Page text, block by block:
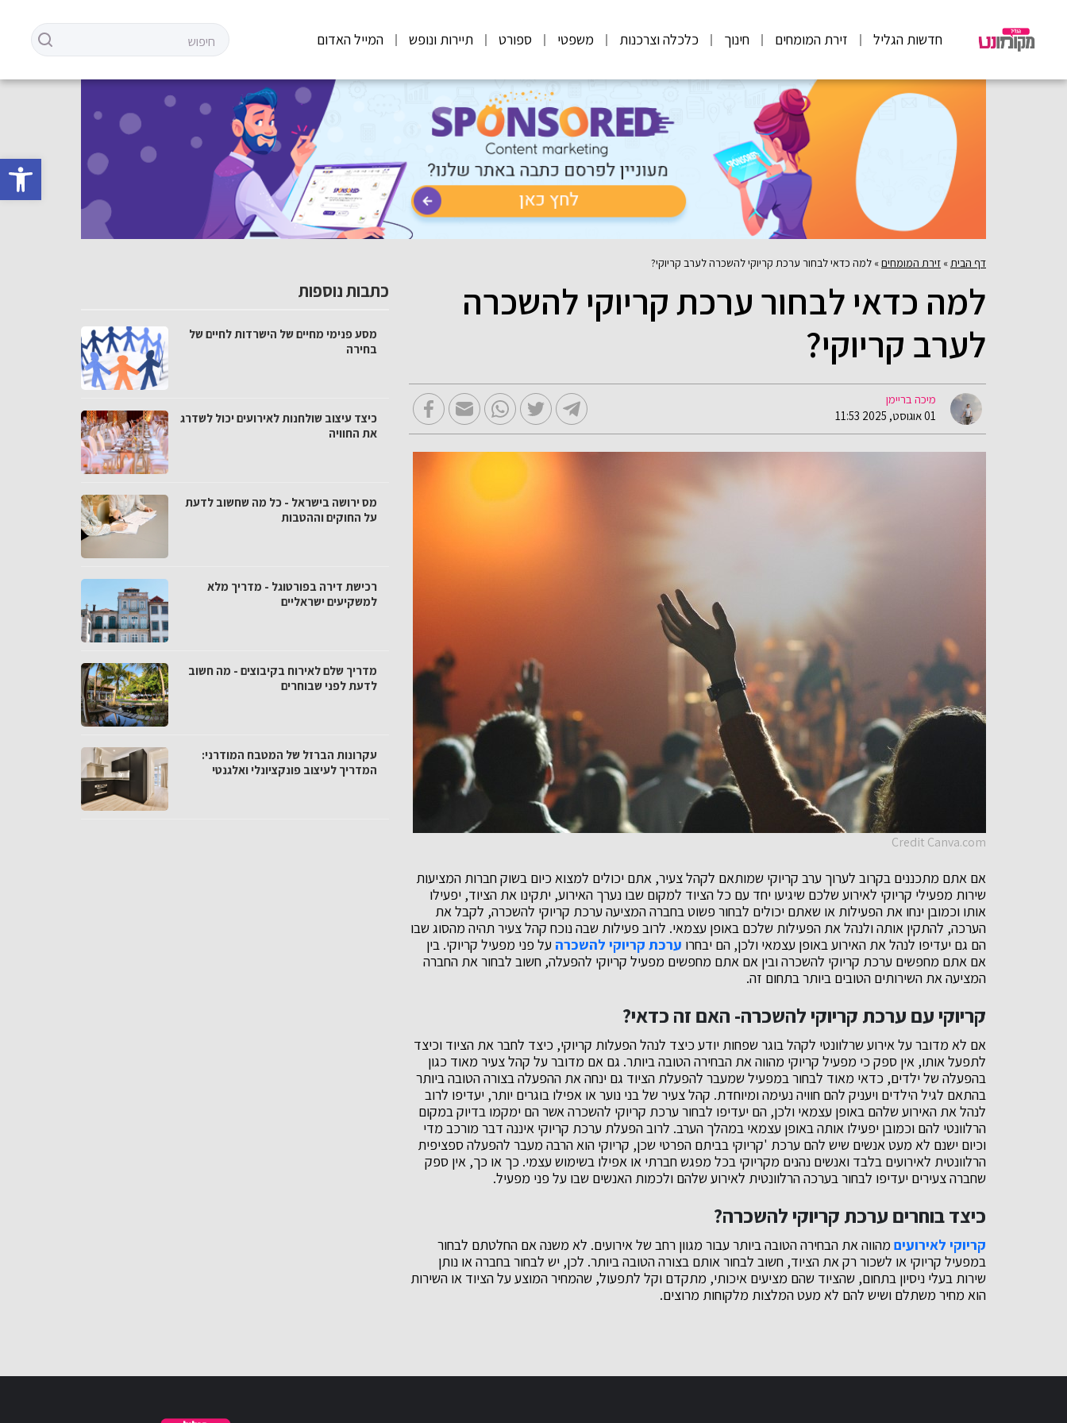
פתח
חדשות הגליל זירת המומחים חינוך כלכלה וצרכנות משפטי ספורט תיירות ונופש המייל האדום
דף הבית » זירת המומחים» למה כדאי לבחור ערכת קריוקי להשכרה לערב קריוקי?
למה כדאי לבחור ערכת קריוקי להשכרה
לערב קריוקי?
מיכה בריימן
01 אוגוסט, 2025 11:53
Credit Canva.com
אם אתם מתכננים בקרוב לערוך ערב קריוקי שמותאם לקהל צעיר, אתם יכולים למצוא כיום בשוק חברות המציעות
שירות מפעילי קריוקי לאירוע שלכם שיגיעו יחד עם כל הציוד למקום שבו נערך האירוע, יתקינו את הציוד, יפעילו
אותו וכמובן ינחו את הפעילות או שאתם יכולים לבחור פשוט בחברה המציעה ערכת קריוקי להשכרה, לקבל את
הערכה, להתקין אותה ולנהל את הפעילות שלכם באופן עצמאי. לרוב פעילות שבה נוכח קהל צעיר תהיה מהסוג שבו
הם גם יעדיפו לנהל את האירוע באופן עצמאי ולכן, הם יבחרו ערכת קריוקי להשכרה על פני מפעיל קריוקי. בין
אם אתם מחפשים ערכת קריוקי להשכרה ובין אם אתם מחפשים מפעיל קריוקי להפעלה, חשוב לבחור את החברה
המציעה את השירותים הטובים ביותר בתחום זה.
קריוקי עם ערכת קריוקי להשכרה- האם זה כדאי?
אם לא מדובר על אירוע שרלוונטי לקהל בוגר שפחות יודע כיצד לנהל הפעלות קריוקי, כיצד לחבר את הציוד וכיצד
לתפעל אותו, אין ספק כי מפעיל קריוקי מהווה את הבחירה הטובה ביותר. גם אם מדובר על קהל צעיר מאוד כגון
בהפעלה של ילדים, כדאי מאוד לבחור במפעיל שמעבר להפעלת הציוד גם ינחה את ההפעלה בצורה הטובה ביותר
בהתאם לגיל הילדים ויעניק להם חוויה נעימה ומיוחדת. קהל צעיר של בני נוער או אפילו בוגרים יותר, יעדיפו לרוב
לנהל את האירוע שלהם באופן עצמאי ולכן, הם יעדיפו לבחור ערכת קריוקי להשכרה אשר הם ימקמו בדיוק במקום
הרלוונטי להם וכמובן יפעילו אותה באופן עצמאי במהלך הערב. לרוב הפעלת ערכת קריוקי איננה דבר מורכב מדי
וכיום ישנם לא מעט אנשים שיש להם ערכת 'קריוקי בביתם הפרטי שכן, קריוקי הוא הרבה מעבר להפעלה ספציפית
הרלוונטית לאירועים בלבד ואנשים נהנים מקריוקי בכל מפגש חברתי או אפילו בשימוש עצמי. כך או כך, אין ספק
שחברה צעירים יעדיפו לבחור בערכה הרלוונטית לאירוע שלהם ולכמות האנשים שבו על פני מפעיל.
כיצד בוחרים ערכת קריוקי להשכרה?
קריוקי לאירועים מהווה את הבחירה הטובה ביותר עבור מגוון רחב של אירועים. לא משנה אם החלטתם לבחור
במפעיל קריוקי או לשכור רק את הציוד, חשוב לבחור אותם בצורה הטובה ביותר. לכן, יש לבחור בחברה או נותן
שירות בעלי ניסיון בתחום, שהציוד שהם מציעים איכותי, מתקדם וקל לתפעול, שהמחיר המוצע על הציוד או השירות
הוא מחיר משתלם ושיש להם לא מעט המלצות מלקוחות מרוצים.
כתבות נוספות
מסע פנימי מחיים של הישרדות לחיים של
בחירה
כיצד עיצוב שולחנות לאירועים יכול לשדרג
את החוויה
מס ירושה בישראל - כל מה שחשוב לדעת
על החוקים וההטבות
רכישת דירה בפורטוגל - מדריך מלא
למשקיעים ישראליים
מדריך שלם לאירוח בקיבוצים - מה חשוב
לדעת לפני שבוחרים
עקרונות הברזל של המטבח המודרני:
המדריך לעיצוב פונקציונלי ואלגנטי